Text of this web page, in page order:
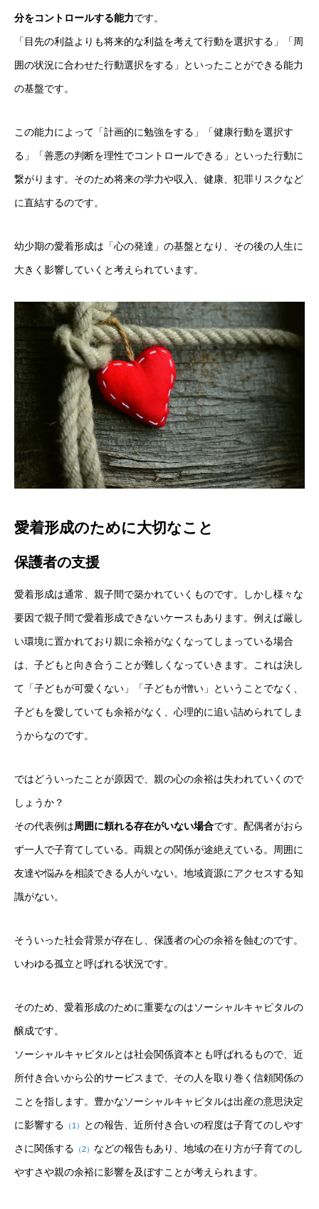
分をコントロールする能力です。
「目先の利益よりも将来的な利益を考えて行動を選択する」「周
囲の状況に合わせた行動選択をする」といったことができる能力
の基盤です。
この能力によって「計画的に勉強をする」「健康行動を選択す
る」「善悪の判断を理性でコントロールできる」といった行動に
繋がります。そのため将来の学力や収入、健康、犯罪リスクなど
に直結するのです。
幼少期の愛着形成は「心の発達」の基盤となり、その後の人生に
大きく影響していくと考えられています。
愛着形成のために大切なこと
保護者の支援
愛着形成は通常、親子間で築かれていくものです。しかし様々な
要因で親子間で愛着形成できないケースもあります。例えば厳し
い環境に置かれており親に余裕がなくなってしまっている場合
は、子どもと向き合うことが難しくなっていきます。これは決し
て「子どもが可愛くない」「子どもが憎い」ということでなく、
子どもを愛していても余裕がなく、心理的に追い詰められてしま
うからなのです。
ではどういったことが原因で、親の心の余裕は失われていくので
しょうか？
その代表例は周囲に頼れる存在がいない場合です。配偶者がおら
ず一人で子育てしている。両親との関係が途絶えている。周囲に
友達や悩みを相談できる人がいない。地域資源にアクセスする知
識がない。
そういった社会背景が存在し、保護者の心の余裕を蝕むのです。
いわゆる孤立と呼ばれる状況です。
そのため、愛着形成のために重要なのはソーシャルキャピタルの
醸成です。
ソーシャルキャピタルとは社会関係資本とも呼ばれるもので、近
所付き合いから公的サービスまで、その人を取り巻く信頼関係の
ことを指します。豊かなソーシャルキャピタルは出産の意思決定
に影響する （1） との報告、近所付き合いの程度は子育てのしやす
さに関係する （2） などの報告もあり、地域の在り方が子育てのし
やすさや親の余裕に影響を及ぼすことが考えられます。